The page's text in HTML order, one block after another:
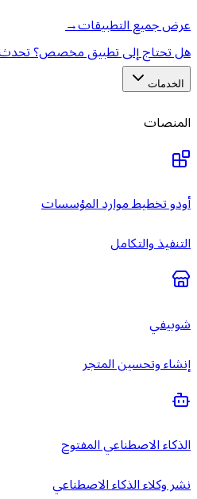
عرض جميع التطبيقات→
هل تحتاج إلى تطبيق مخصص؟ تحدث
الخدمات
المنصات
أودو تخطيط موارد المؤسسات
التنفيذ والتكامل
شوبيفي
إنشاء وتحسين المتجر
الذكاء الاصطناعي المفتوح
نشر وكلاء الذكاء الاصطناعي